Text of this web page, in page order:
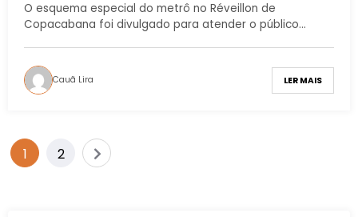
O esquema especial do metrô no Réveillon de
Copacabana foi divulgado para atender o público…
Cauã Lira LER MAIS
1 2